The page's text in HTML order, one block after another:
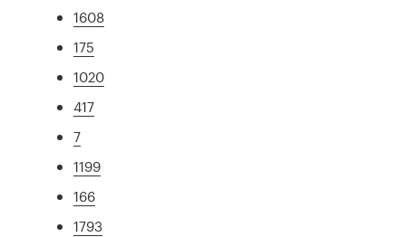
1608
175
1020
417
7
1199
166
1793